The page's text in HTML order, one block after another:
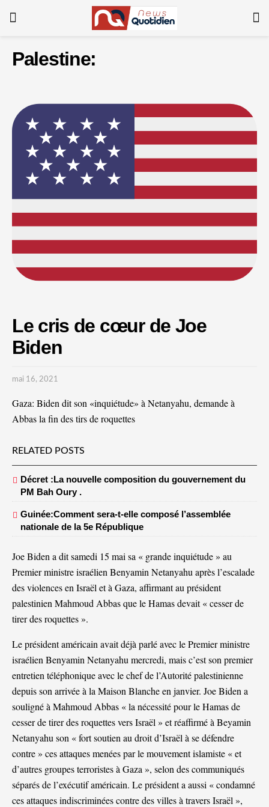
Palestine:
Le cris de cœur de Joe
Biden
mai 16, 2021
Gaza: Biden dit son «inquiétude» à Netanyahu, demande à
Abbas la fin des tirs de roquettes
RELATED POSTS
Décret :La nouvelle composition du gouvernement du
PM Bah Oury .
Guinée:Comment sera-t-elle composé l’assemblée
nationale de la 5e République
Joe Biden a dit samedi 15 mai sa « grande inquiétude » au
Premier ministre israélien Benyamin Netanyahu après l’escalade
des violences en Israël et à Gaza, affirmant au président
palestinien Mahmoud Abbas que le Hamas devait « cesser de
tirer des roquettes ».
Le président américain avait déjà parlé avec le Premier ministre
israélien Benyamin Netanyahu mercredi, mais c’est son premier
entretien téléphonique avec le chef de l’Autorité palestinienne
depuis son arrivée à la Maison Blanche en janvier. Joe Biden a
souligné à Mahmoud Abbas « la nécessité pour le Hamas de
cesser de tirer des roquettes vers Israël » et réaffirmé à Beyamin
Netanyahu son « fort soutien au droit d’Israël à se défendre
contre » ces attaques menées par le mouvement islamiste « et
d’autres groupes terroristes à Gaza », selon des communiqués
séparés de l’exécutif américain. Le président a aussi « condamné
ces attaques indiscriminées contre des villes à travers Israël »,